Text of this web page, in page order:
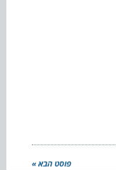
פוסט הבא »